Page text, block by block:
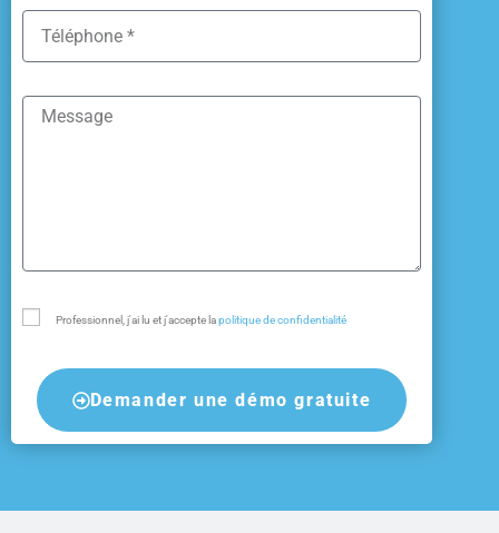
Professionnel, j'ai lu et j'accepte lapolitique de confidentialité
Demander une démo gratuite